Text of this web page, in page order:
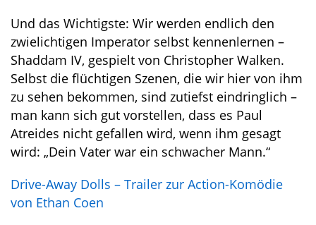
Und das Wichtigste: Wir werden endlich den
zwielichtigen Imperator selbst kennenlernen –
Shaddam IV, gespielt von Christopher Walken.
Selbst die flüchtigen Szenen, die wir hier von ihm
zu sehen bekommen, sind zutiefst eindringlich –
man kann sich gut vorstellen, dass es Paul
Atreides nicht gefallen wird, wenn ihm gesagt
wird: „Dein Vater war ein schwacher Mann.“
Drive-Away Dolls – Trailer zur Action-Komödie
von Ethan Coen